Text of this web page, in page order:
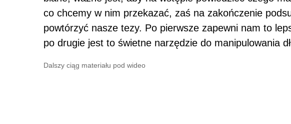
co chcemy w nim przekazać, zaś na zakończenie
powtórzyć nasze tezy. Po pierwsze zapewni nam to
po drugie jest to świetne narzędzie do manipulowania
Dalszy ciąg materiału pod wideo